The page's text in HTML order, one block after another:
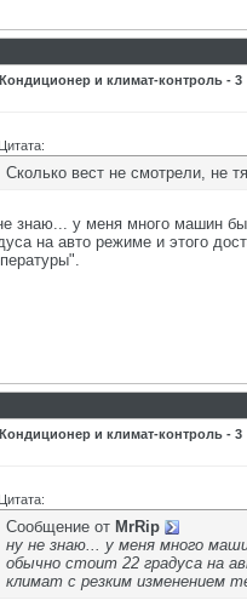
и климат-контроль - 3
Цитата:
Сколько вест не смотрели, не
знаю... у меня много машин
на авто режиме и этого
и климат-контроль - 3
Цитата:
Сообщение от MrRip
ну не знаю... у меня много
обычно стоит 22 градуса на
климат с резким изменением